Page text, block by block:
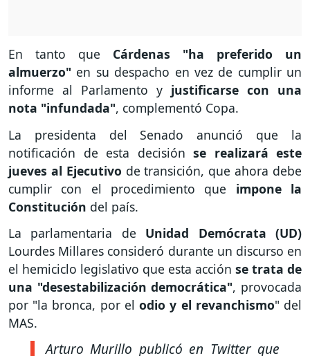
En tanto que Cárdenas "ha preferido un
almuerzo" en su despacho en vez de cumplir un
informe al Parlamento y justificarse con una
nota "infundada", complementó Copa.
La presidenta del Senado anunció que la
notificación de esta decisión se realizará este
jueves al Ejecutivo de transición, que ahora debe
cumplir con el procedimiento que impone la
Constitución del país.
La parlamentaria de Unidad Demócrata (UD)
Lourdes Millares consideró durante un discurso en
el hemiciclo legislativo que esta acción se trata de
una "desestabilización democrática", provocada
por "la bronca, por elodio y el revanchismo" del
MAS.
Arturo Murillo publicó en Twitter que